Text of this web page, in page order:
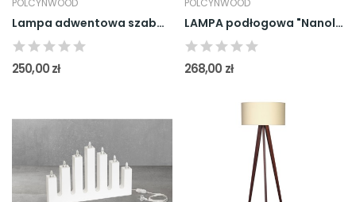
POLCYNWOOD
Lampa adwentowa szabasowa świecznik świąteczny...
250,00 zł
POLCYNWOOD
LAMPA podłogowa "Nanola" Czarna
268,00 zł